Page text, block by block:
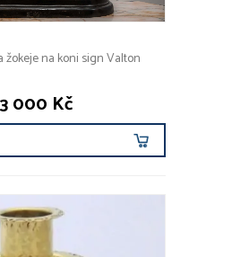
žokeje na koni sign Valton
000 Kč